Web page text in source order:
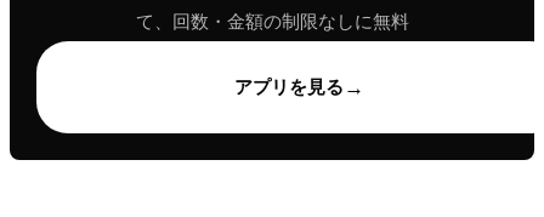
て、回数・金額の制限なしに無料
アプリを見る →